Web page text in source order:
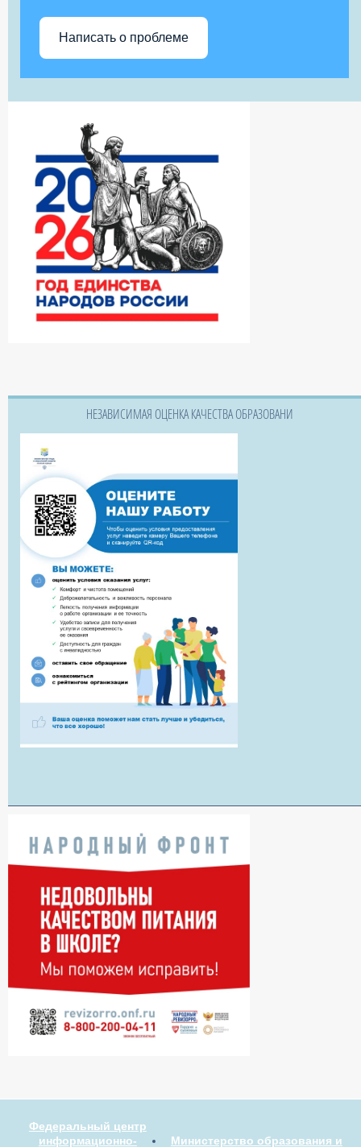
Написать о проблеме
НЕЗАВИСИМАЯ ОЦЕНКА КАЧЕСТВА ОБРАЗОВАНИ
Федеральный центр
информационно-
Министерство образования и